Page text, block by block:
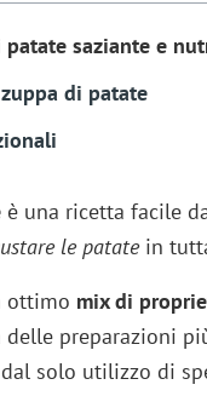
patate saziante e
di patate
è una ricetta facile
le patatein
ottimo mix di
preparazioni
solo utilizzo di